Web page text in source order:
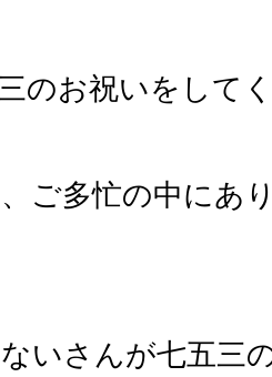
のお祝いをして
ご多忙の中にあ
いさんが七五三